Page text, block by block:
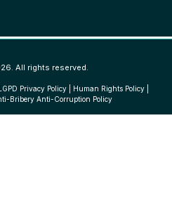
All rights reserved.
Privacy Policy| Human Rights Policy|
Bribery Anti-Corruption Policy